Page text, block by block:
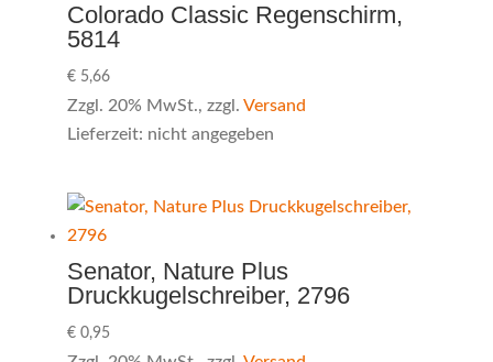
Colorado Classic Regenschirm,
5814
€5,66
Zzgl. 20% MwSt., zzgl. Versand
Lieferzeit: nicht angegeben
Senator, Nature Plus
Druckkugelschreiber, 2796
€0,95